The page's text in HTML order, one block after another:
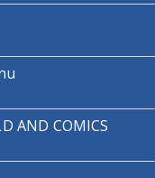
AND COMICS